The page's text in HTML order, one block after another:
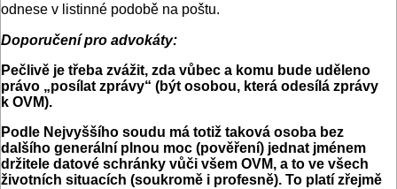
odnese v listinné podobě na poštu.
Doporučení pro advokáty:
Pečlivě je třeba zvážit, zda vůbec a komu bude uděleno
právo „posílat zprávy“ (být osobou, která odesílá zprávy
k OVM).
Podle Nejvyššího soudu má totiž taková osoba bez
dalšího generální plnou moc (pověření) jednat jménem
držitele datové schránky vůči všem OVM, a to ve všech
životních situacích (soukromě i profesně). To platí zřejmě